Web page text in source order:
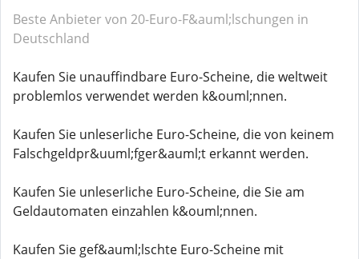
Beste Anbieter von 20-Euro-F&auml;lschungen in
Deutschland
Kaufen Sie unauffindbare Euro-Scheine, die weltweit
problemlos verwendet werden k&ouml;nnen.
Kaufen Sie unleserliche Euro-Scheine, die von keinem
Falschgeldpr&uuml;fger&auml;t erkannt werden.
Kaufen Sie unleserliche Euro-Scheine, die Sie am
Geldautomaten einzahlen k&ouml;nnen.
Kaufen Sie gef&auml;lschte Euro-Scheine mit